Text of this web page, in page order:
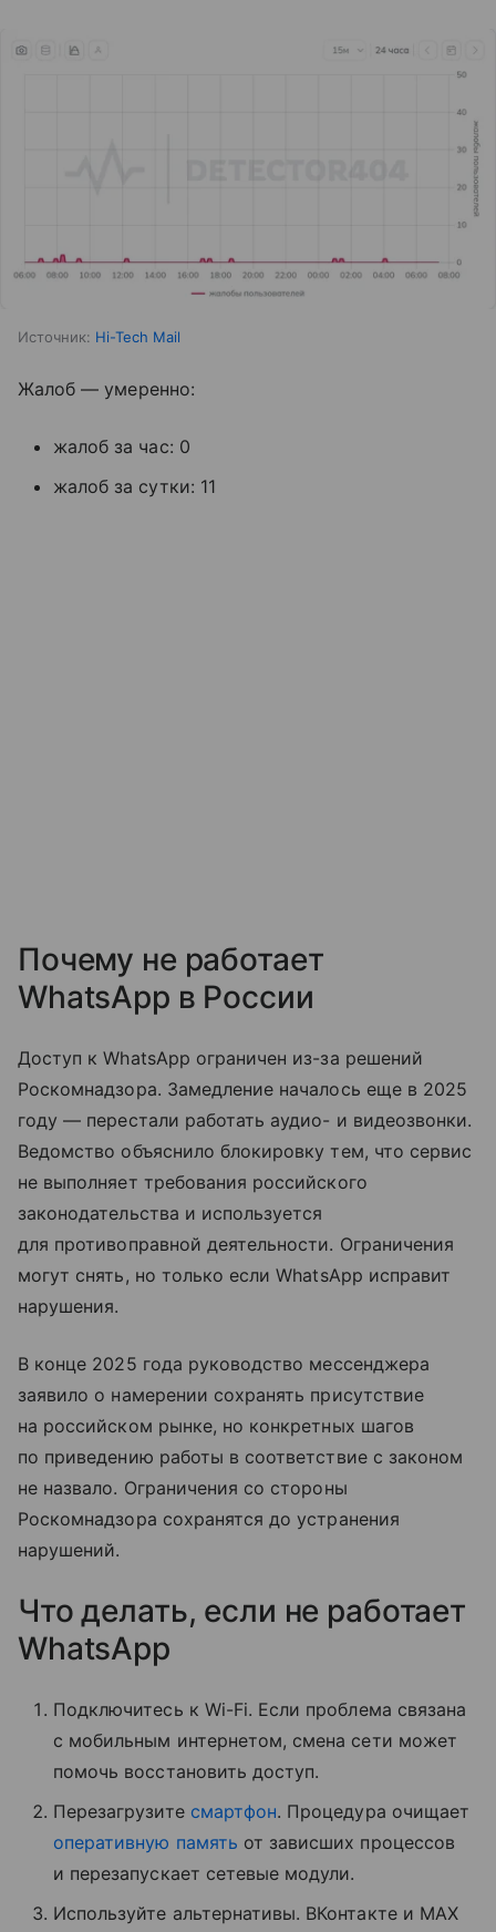
Источник: Hi-Tech Mail
Жалоб — умеренно:
жалоб за час: 0
жалоб за сутки: 11
Почему не работает
WhatsApp в России
Доступ к WhatsApp ограничен из-за решений
Роскомнадзора. Замедление началось еще в 2025
году — перестали работать аудио- и видеозвонки.
Ведомство объяснило блокировку тем, что сервис
не выполняет требования российского
законодательства и используется
для противоправной деятельности. Ограничения
могут снять, но только если WhatsApp исправит
нарушения.
В конце 2025 года руководство мессенджера
заявило о намерении сохранять присутствие
на российском рынке, но конкретных шагов
по приведению работы в соответствие с законом
не назвало. Ограничения со стороны
Роскомнадзора сохранятся до устранения
нарушений.
Что делать, если не работает
WhatsApp
Подключитесь к Wi-Fi. Если проблема связана
с мобильным интернетом, смена сети может
помочь восстановить доступ.
Перезагрузите смартфон. Процедура очищает
оперативную память от зависших процессов
и перезапускает сетевые модули.
Используйте альтернативы. ВКонтакте и MAX